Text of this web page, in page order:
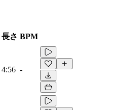
長さ BPM
4:56 -